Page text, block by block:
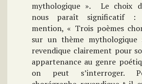
mythologique ». Le choix
nous paraît significatif :
mention, « Trois poèmes
sur un thème mythologique
revendique clairement pour
appartenance au genre
on peut s’interroger.